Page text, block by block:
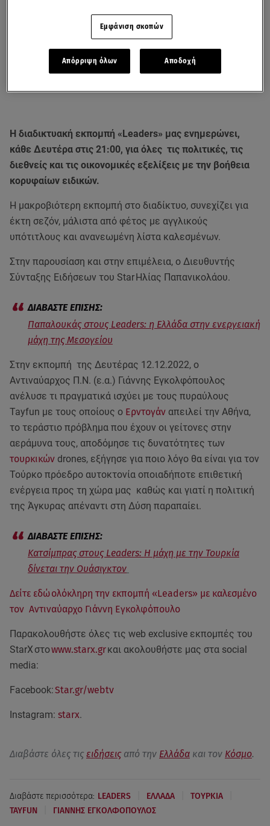
Η διαδικτυακή εκπομπή «Leaders» μας ενημερώνει,
κάθε Δευτέρα στις 21:00, για όλες τις πολιτικές, τις
διεθνείς και τις οικονομικές εξελίξεις με την βοήθεια
κορυφαίων ειδικών.
Η μακροβιότερη εκπομπή στο διαδίκτυο, συνεχίζει για
έκτη σεζόν, μάλιστα από φέτος με αγγλικούς
υπότιτλους και ανανεωμένη λίστα καλεσμένων.
Στην παρουσίαση και στην επιμέλεια, ο Διευθυντής
Σύνταξης Ειδήσεων του Star Ηλίας Παπανικολάου.
Παπαλουκάς στους Leaders: η Ελλάδα στην ενεργειακή
μάχη της Mεσογείου
Στην εκπομπή της Δευτέρας 12.12.2022, ο
Αντιναύαρχος Π.Ν. (ε.α.) Γιάννης Εγκολφόπουλος
ανέλυσε τι πραγματικά ισχύει με τους πυραύλους
Tayfun με τους οποίους ο Ερντογάν απειλεί την Αθήνα,
το τεράστιο πρόβλημα που έχουν οι γείτονες στην
αεράμυνα τους, αποδόμησε τις δυνατότητες των
τουρκικών drones, εξήγησε για ποιο λόγο θα είναι για τον
Τούρκο πρόεδρο αυτοκτονία οποιαδήποτε επιθετική
ενέργεια προς τη χώρα μας καθώς και γιατί η πολιτική
της Άγκυρας απέναντι στη Δύση παραπαίει.
Κατσίμπρας στους Leaders: Η μάχη με την Τουρκία
δίνεται την Ουάσιγκτον
Δείτε εδώ ολόκληρη την εκπομπή «Leaders» με καλεσμένο
τον Αντιναύαρχο Γιάννη Εγκολφόπουλο
Παρακολουθήστε όλες τις web exclusive εκπομπές του
StarX στοwww.starx.grκαι ακολουθήστε μας στα social
media:
Facebook:Star.gr/webtv
Instagram: starx.
Διαβάστε όλες τις ειδήσεις από την Ελλάδα και τον Κόσμο.
Διαβάστε περισσότερα: LEADERS ΕΛΛΑΔΑ ΤΟΥΡΚΙΑ
TAYFUN ΓΙΑΝΝΗΣ ΕΓΚΟΛΦΟΠΟΥΛΟΣ
Εμφάνιση σκοπών
Απόρριψη όλων Αποδοχή